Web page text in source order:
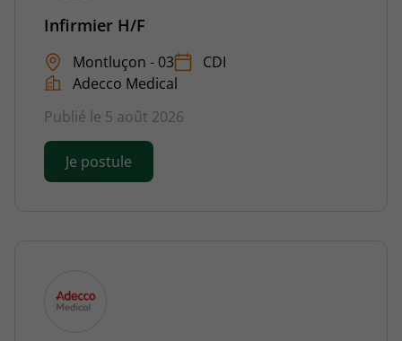
Infirmier H/F
Montluçon - 03
CDI
Adecco Medical
Publié le 5 août 2026
Je postule